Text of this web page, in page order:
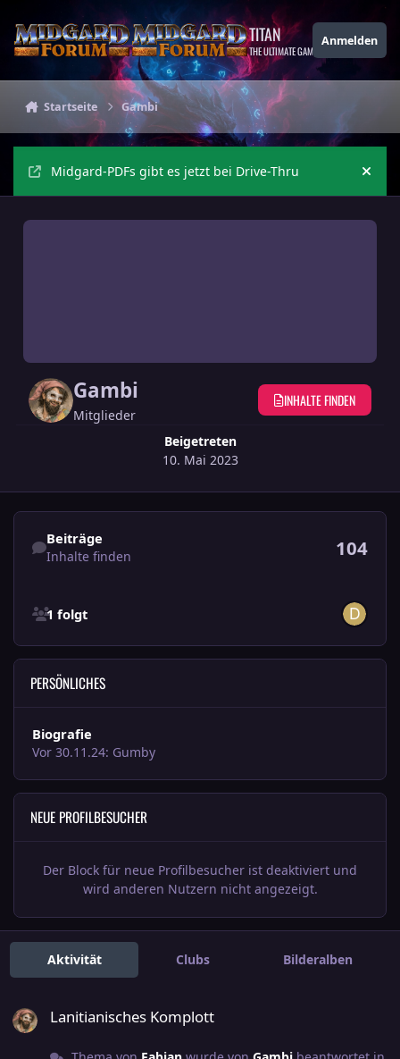
TITAN
THE ULTIMATE GAMING THEME
Anmelden
Startseite Gambi
Midgard-PDFs gibt es jetzt bei Drive-Thru
Gambi
Mitglieder
Beigetreten
10. Mai 2023
INHALTE FINDEN
Inhalte finden
Beiträge
Inhalte finden 104
1 folgt
PERSÖNLICHES
Biografie
Vor 30.11.24: Gumby
NEUE PROFILBESUCHER
Der Block für neue Profilbesucher ist deaktiviert und
wird anderen Nutzern nicht angezeigt.
Aktivität Clubs Bilderalben
Lanitianisches Komplott